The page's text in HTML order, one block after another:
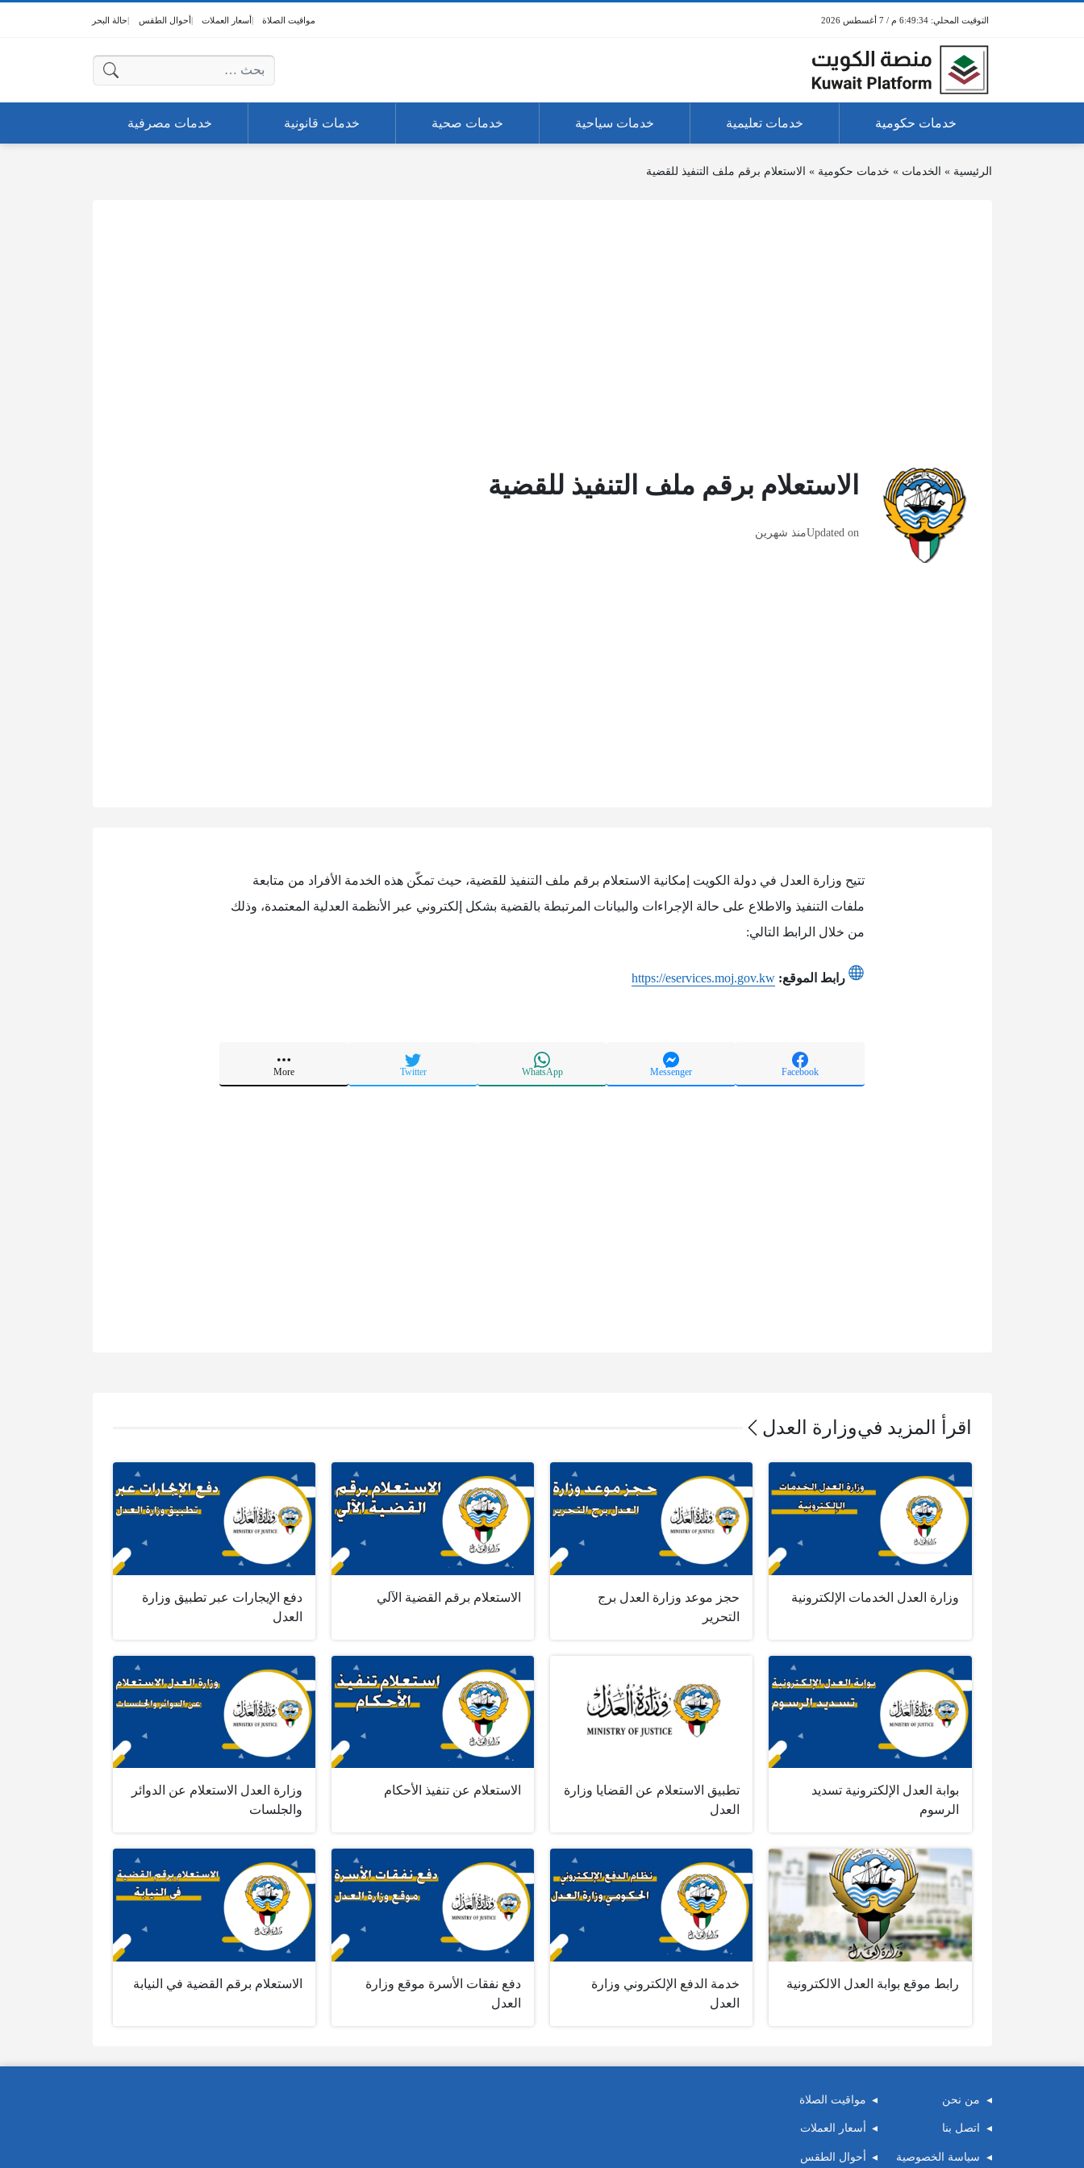
6:49:34 م / 7 أغسطس 2026 مواقيت الصلاة أسعار العملات أحوال الطقس حالة البحر
البحث عن:
خدمات حكومية خدمات تعليمية خدمات سياحية خدمات صحية خدمات قانونية خدمات مصرفية
الرئيسية » الخدمات » خدمات حكومية » الاستعلام برقم ملف التنفيذ للقضية
الاستعلام برقم ملف التنفيذ للقضية
Updated onمنذ شهرين
تتيح وزارة العدل في دولة الكويت إمكانية الاستعلام برقم ملف التنفيذ للقضية، حيث تمكّن هذه الخدمة الأفراد من متابعة
ملفات التنفيذ والاطلاع على حالة الإجراءات والبيانات المرتبطة بالقضية بشكل إلكتروني عبر الأنظمة العدلية المعتمدة، وذلك
من خلال الرابط التالي:
رابط الموقع: https://eservices.moj.gov.kw
Facebook
Messenger
WhatsApp
Twitter
More
اقرأ المزيد فيوزارة العدل
وزارة العدل الخدمات الإلكترونية
حجز موعد وزارة العدل برج
التحرير
الاستعلام برقم القضية الآلي
دفع الإيجارات عبر تطبيق وزارة
العدل
بوابة العدل الإلكترونية تسديد
الرسوم
تطبيق الاستعلام عن القضايا وزارة
العدل
الاستعلام عن تنفيذ الأحكام
وزارة العدل الاستعلام عن الدوائر
والجلسات
رابط موقع بوابة العدل الالكترونية
خدمة الدفع الإلكتروني وزارة
العدل
دفع نفقات الأسرة موقع وزارة
العدل
الاستعلام برقم القضية في النيابة
من نحن
اتصل بنا
سياسة الخصوصية
مواقيت الصلاة
أسعار العملات
أحوال الطقس